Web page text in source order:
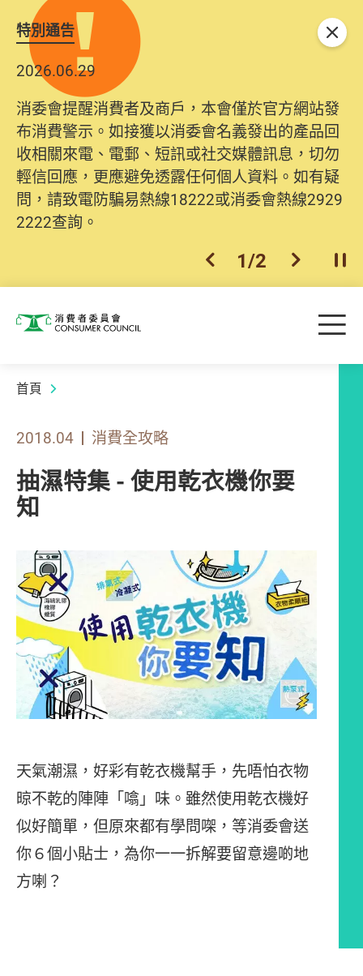
特別通告
2026.06.29
消委會提醒消費者及商戶，本會僅於官方網站發
布消費警示。如接獲以消委會名義發出的產品回
收相關來電、電郵、短訊或社交媒體訊息，切勿
輕信回應，更應避免透露任何個人資料。如有疑
問，請致電防騙易熱線18222或消委會熱線2929
2222查詢。
上一個
1/2 下一個開
關閉
消費者委員會 目
首頁
2018.04 消費全攻略
抽濕特集 - 使用乾衣機你要
知
天氣潮濕，好彩有乾衣機幫手，先唔怕衣物
晾不乾的陣陣「噏」味。雖然使用乾衣機好
似好簡單，但原來都有學問㗎，等消委會送
你６個小貼士，為你一一拆解要留意邊啲地
方喇？